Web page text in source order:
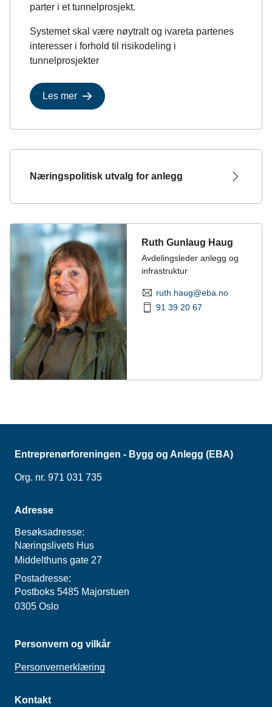
parter i et tunnelprosjekt.
Systemet skal være nøytralt og ivareta partenes
interesser i forhold til risikodeling i
tunnelprosjekter
Les mer
Næringspolitisk utvalg for anlegg
Ruth Gunlaug Haug
Avdelingsleder anlegg og
infrastruktur
ruth.haug@eba.no
91 39 20 67
Entreprenørforeningen - Bygg og Anlegg (EBA)
Org. nr. 971 031 735
Adresse
Besøksadresse:
Næringslivets Hus
Middelthuns gate 27
Postadresse:
Postboks 5485 Majorstuen
0305 Oslo
Personvern og vilkår
Personvernerklæring
Kontakt